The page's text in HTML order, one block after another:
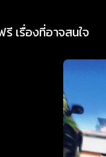
เรื่องที่อาจสนใจ